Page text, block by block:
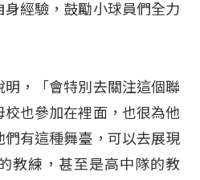
經驗，鼓勵小球員們全力
，「會特別去關注這個聯
也參加在裡面，也很為他
有這種舞臺，可以去展現
教練，甚至是高中隊的教